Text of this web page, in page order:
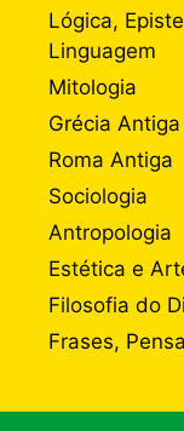
Lógica,
Linguagem
Mitologia
Grécia Antiga
Roma Antiga
Sociologia
Antropologia
Estética e
Filosofia do
Frases,